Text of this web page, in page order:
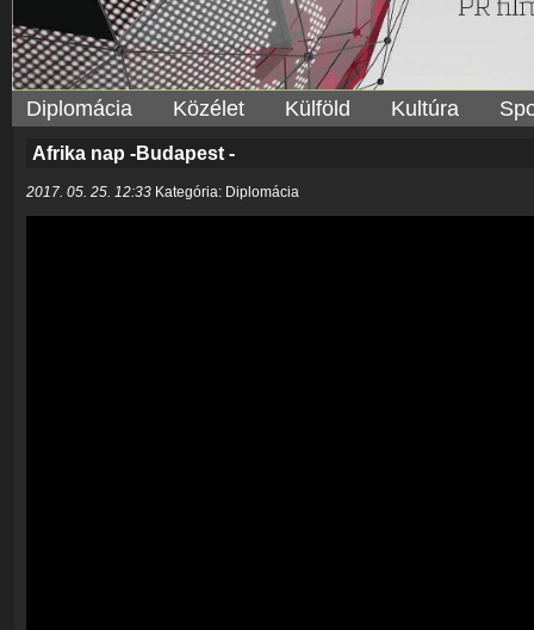
Diplomácia Közélet Külföld Kultúra
Afrika nap -Budapest -
2017. 05. 25. 12:33 Kategória: Diplomácia